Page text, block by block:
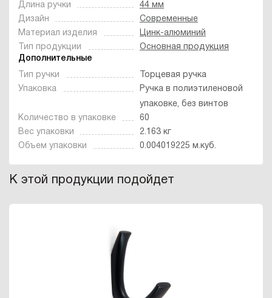
Длина ручки
44 мм
Дизайн
Современные
Материал изделия
Цинк-алюминий
Тип продукции
Основная продукция
Дополнительные
Тип ручки
Торцевая ручка
Упаковка
Ручка в полиэтиленовой
упаковке, без винтов
Количество в упаковке
60
Вес упаковки
2.163 кг
Объем упаковки
0.004019225 м.куб.
К этой продукции подойдет